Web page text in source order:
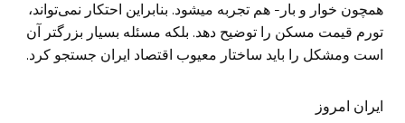
همچون خوار و بار- هم تجربه میشود. بنابراین احتکار نمی‌تواند،
تورم قیمت مسکن را توضیح دهد. بلکه مسئله بسیار بزرگتر آن
است ومشکل را باید ساختار معیوب اقتصاد ایران جستجو کرد.
ایران امروز